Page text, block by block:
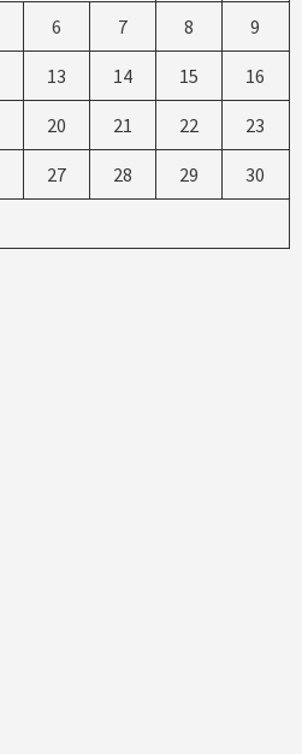
6 7 8 9
13 14 15 16
20 21 22 23
27 28 29 30